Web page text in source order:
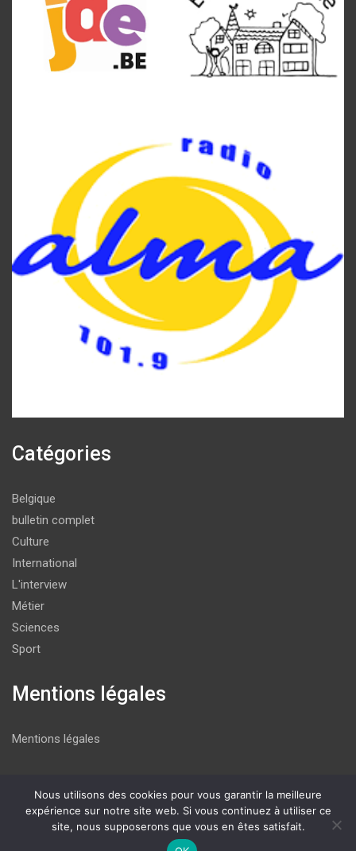
Catégories
Belgique
bulletin complet
Culture
International
L'interview
Métier
Sciences
Sport
Mentions légales
Mentions légales
Copyright © 2026La P'tite Gazette
Thème par :Theme Horse
Nous utilisons des cookies pour vous garantir la meilleure
expérience sur notre site web. Si vous continuez à utiliser ce
site, nous supposerons que vous en êtes satisfait.